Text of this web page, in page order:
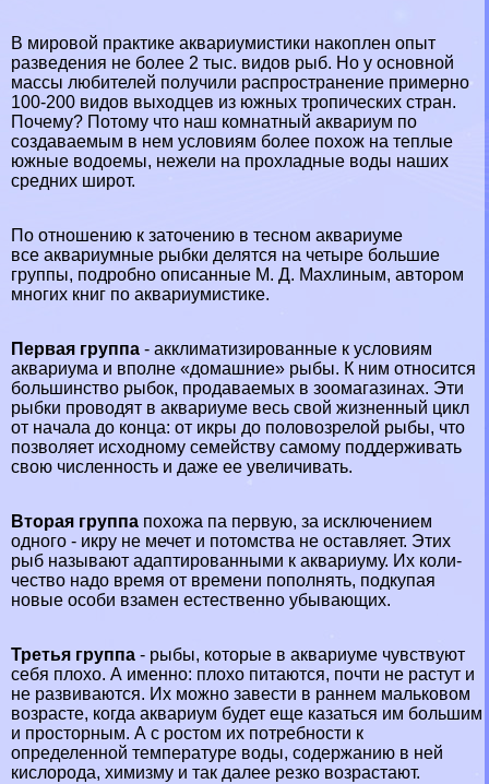
В мировой пpaктике аквариумистики на­коплен опыт
разведения не более 2 тыс. видов рыб. Но у основной
массы любителей получили распространение примерно
100-200 видов выходцев из южных тропи­ческих стран.
Почему? Потому что наш комнатный аквариум по
создаваемым в нем условиям более похож на теплые
южные водоемы, нежели на прохладные воды на­ших
средних широт.
По отношению к заточению в тесном аквариуме
все аквариумные рыбки делятся на четыре большие
группы, подробно описанные М. Д. Махлиным, автором
многих книг по аквариумистике.
Первая группа - акклиматизированные к условиям
аквариума и вполне «домашние» рыбы. К ним относит­ся
большинство рыбок, продаваемых в зоомагазинах. Эти
рыбки проводят в аквариуме весь свой жизненный цикл
от начала до конца: от икры до пoлoвoзрелой ры­бы, что
позволяет исходному семейству самому поддер­живать
свою численность и даже ее увеличивать.
Вторая группа похожа па первую, за исключением
одного - икру не мечет и потомства не оставляет. Этих
рыб называют адаптированными к аквариуму. Их коли­
чество надо время от времени пополнять, подкупая
новые особи взамен естественно убывающих.
Третья группа - рыбы, которые в аквариуме чувст­вуют
себя плохо. А именно: плохо питаются, почти не растут и
не развиваются. Их можно завести в раннем мальковом
возрасте, когда аквариум будет еще казаться им большим
и просторным. А с ростом их по­требности к
определенной температуре воды, содержа­нию в ней
кислорода, химизму и так далее резко возра­стают.